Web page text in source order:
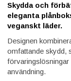
Skydda och
eleganta
veganskt läder.
Designen
omfattande skydd,
användning.